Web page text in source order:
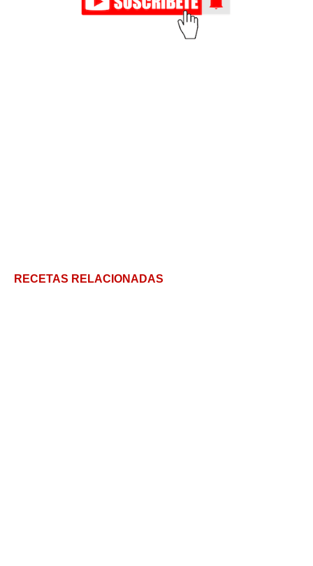
RECETAS RELACIONADAS